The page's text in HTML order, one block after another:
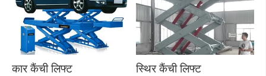
कार कैंची लिफ्ट स्थिर कैंची लिफ्ट